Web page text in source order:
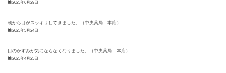
2025年6月29日
朝から目がスッキリしてきました。（中央薬局 本店）
2025年5月24日
目のかすみが気にならなくなりました。（中央薬局 本店）
2025年4月25日